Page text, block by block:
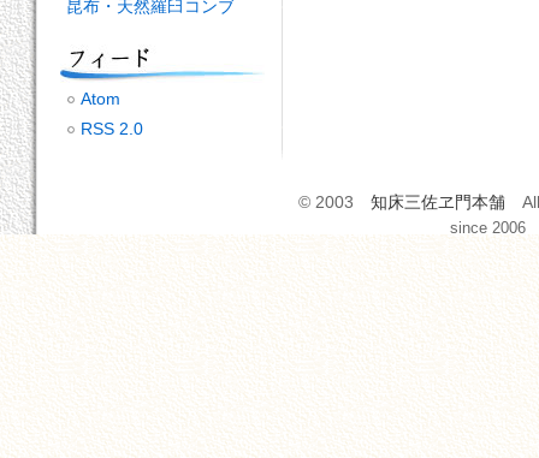
昆布・天然羅臼コンブ
Atom
RSS 2.0
© 2003 知床三佐ヱ門本舗 All
since 2006